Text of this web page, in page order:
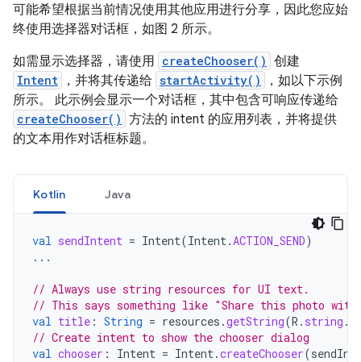
可能希望根据当前情况使用其他应用进行分享，因此您应始
终使用选择器对话框，如图 2 所示。
如需显示选择器，请使用 createChooser() 创建
Intent ，并将其传递给 startActivity()
，如以下示例
所示。 此示例会显示一个对话框，其中包含可响应传递给
createChooser() 方法的 intent 的应用列表，并将提供
的文本用作对话框标题。
Kotlin Java
val sendIntent = Intent(Intent.ACTION_SEND)
...
// Always use string resources for UI text.
// This says something like "Share this photo
val title : String = resources .getString(R . string .
// Create intent to show the chooser dialog
val chooser : Intent = Intent.createChooser(